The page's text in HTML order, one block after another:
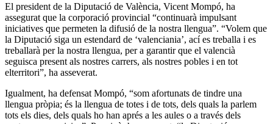
El president de la Diputació de València, Vicent Mompó, ha
assegurat que la corporació provincial “continuarà impulsant
iniciatives que permeten la difusió de la nostra llengua”. “Volem que
la Diputació siga un estendard de ‘valenciania’, ací es treballa i es
treballarà per la nostra llengua, per a garantir que el valencià
seguisca present als nostres carrers, als nostres pobles i en tot
elterritori”, ha asseverat.
Igualment, ha defensat Mompó, “som afortunats de tindre una
llengua pròpia; és la llengua de totes i de tots, dels quals la parlem
tots els dies, dels quals ho han aprés a les aules o a través dels